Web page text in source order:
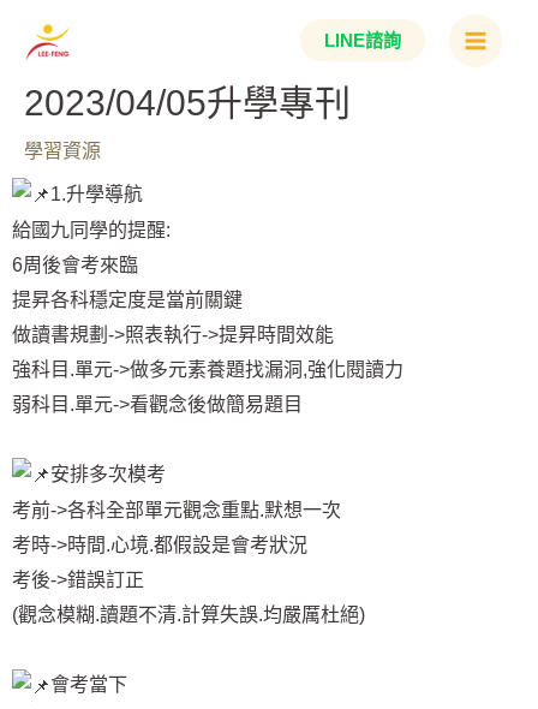
容
LINE諮詢
Main
2023/04/05升學專刊
學習資源
1.升學導航
給國九同學的提醒:
6周後會考來臨
提昇各科穩定度是當前關鍵
做讀書規劃->照表執行->提昇時間效能
強科目.單元->做多元素養題找漏洞,強化閱讀力
弱科目.單元->看觀念後做簡易題目
安排多次模考
考前->各科全部單元觀念重點.默想一次
考時->時間.心境.都假設是會考狀況
考後->錯誤訂正
(觀念模糊.讀題不清.計算失誤.均嚴厲杜絕)
會考當下